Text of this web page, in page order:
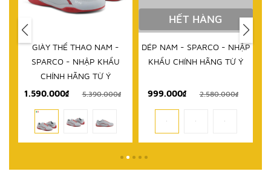
GIÀY THỂ THAO NAM -
SPARCO - NHẬP KHẨU
CHÍNH HÃNG TỪ Ý
1.590.000₫
5.390.000₫
HẾT HÀNG
DÉP NAM - SPARCO - NHẬP
KHẨU CHÍNH HÃNG TỪ Ý
999.000₫ 2.580.000₫